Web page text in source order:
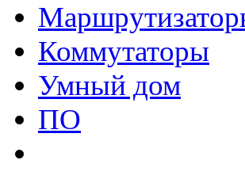
Коммутаторы
Умный дом
ПО